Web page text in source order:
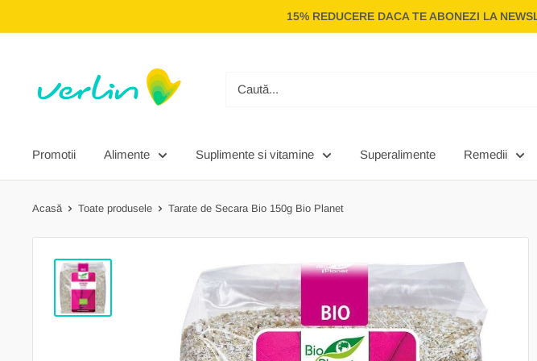
la
15% REDUCERE DACA TE ABONEZI LA
Promotii Alimente Suplimente si vitamine Superalimente Remedii
Acasă Toate produsele Tarate de Secara Bio 150g Bio Planet